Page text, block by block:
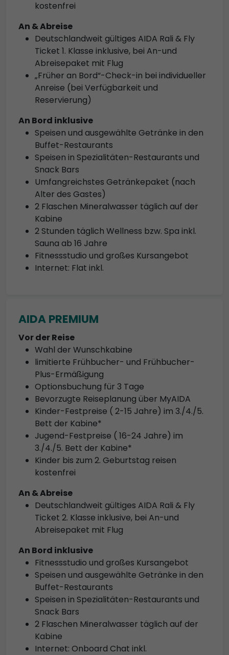
kostenfrei
An & Abreise
Deutschlandweit gültiges AIDA Rali & Fly
Ticket 1. Klasse inklusive, bei An-und
Abreisepaket mit Flug
„Früher an Bord“-Check-in bei individueller
Anreise (bei Verfügbarkeit und
Reservierung)
An Bord inklusive
Speisen und ausgewählte Getränke in den
Buffet-Restaurants
Speisen in Spezialitäten-Restaurants und
Snack Bars
Umfangreichstes Getränkepaket (nach
Alter des Gastes)
2 Flaschen Mineralwasser täglich auf der
Kabine
2 Stunden täglich Wellness bzw. Spa inkl.
Sauna ab 16 Jahre
Fitnessstudio und großes Kursangebot
Internet: Flat inkl.
AIDA PREMIUM
Vor der Reise
Wahl der Wunschkabine
limitierte Frühbucher- und Frühbucher-
Plus-Ermäßigung
Optionsbuchung für 3 Tage
Bevorzugte Reiseplanung über MyAIDA
Kinder-Festpreise ( 2-15 Jahre) im 3./4./5.
Bett der Kabine*
Jugend-Festpreise ( 16-24 Jahre) im
3./4./5. Bett der Kabine*
Kinder bis zum 2. Geburtstag reisen
kostenfrei
An & Abreise
Deutschlandweit gültiges AIDA Rali & Fly
Ticket 2. Klasse inklusive, bei An-und
Abreisepaket mit Flug
An Bord inklusive
Fitnessstudio und großes Kursangebot
Speisen und ausgewählte Getränke in den
Buffet-Restaurants
Speisen in Spezialitäten-Restaurants und
Snack Bars
2 Flaschen Mineralwasser täglich auf der
Kabine
Internet: Onboard Chat inkl.